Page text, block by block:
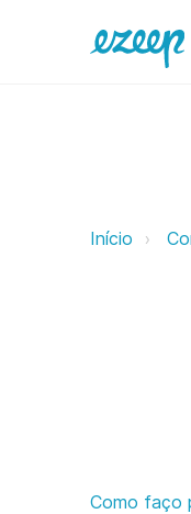
Migração
Início
Como faço